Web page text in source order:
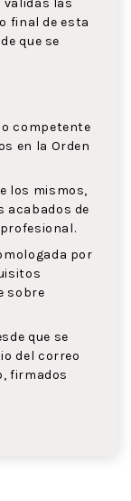
válidas las
final de esta
que se
competente
en la Orden
los mismos,
acabados de
por
sobre
que se
del correo
firmados